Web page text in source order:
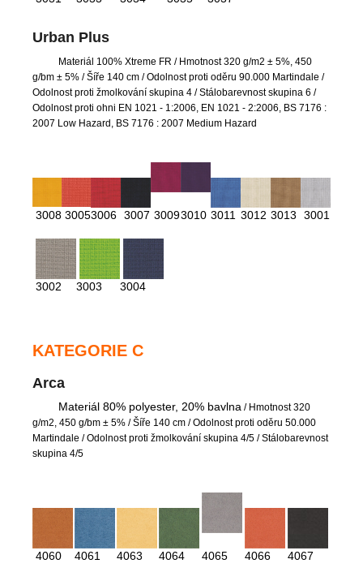
Urban Plus
Materiál 100% Xtreme FR / Hmotnost 320 g/m2 ± 5%, 450
g/bm ± 5% / Šíře 140 cm / Odolnost proti oděru 90.000 Martindale /
Odolnost proti žmolkování skupina 4 / Stálobarevnost skupina 6 /
Odolnost proti ohni EN 1021 - 1:2006, EN 1021 - 2:2006, BS 7176 :
2007 Low Hazard, BS 7176 : 2007 Medium Hazard
3008 30053006 3007 30093010 3011 3012 3013 3001
3002 3003 3004
KATEGORIE C
Arca
Materiál 80% polyester, 20% bavlna / Hmotnost 320
g/m2, 450 g/bm ± 5% / Šíře 140 cm / Odolnost proti oděru 50.000
Martindale / Odolnost proti žmolkování skupina 4/5 / Stálobarevnost
skupina 4/5
4060 4061 4063 4064 4065 4066 4067